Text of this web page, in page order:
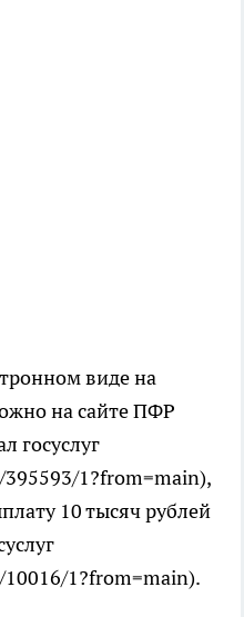
виде на
на сайте ПФР
госуслуг
1?from=main),
10 тысяч рублей
1?from=main).